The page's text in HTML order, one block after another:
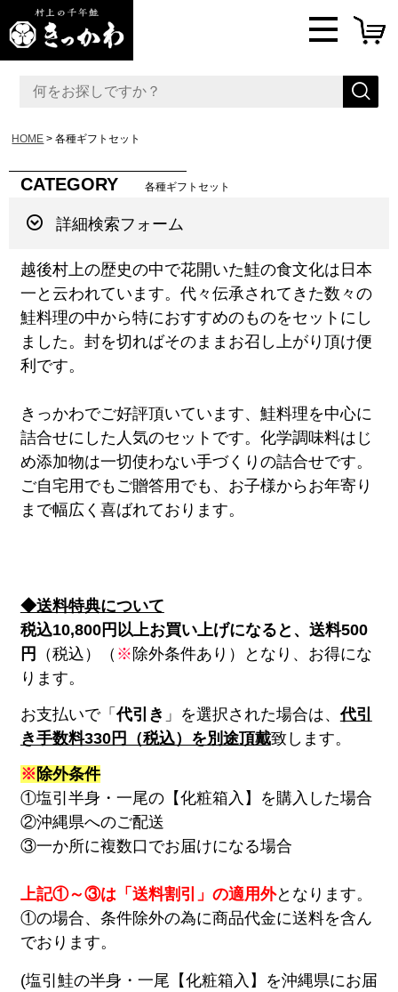
HOME 各種ギフトセット
CATEGORY 各種ギフトセット
詳細検索フォーム
越後村上の歴史の中で花開いた鮭の食文化は日本
一と云われています。代々伝承されてきた数々の
鮭料理の中から特におすすめのものをセットにし
ました。封を切ればそのままお召し上がり頂け便
利です。
きっかわでご好評頂いています、鮭料理を中心に
詰合せにした人気のセットです。化学調味料はじ
め添加物は一切使わない手づくりの詰合せです。
ご自宅用でもご贈答用でも、お子様からお年寄り
まで幅広く喜ばれております。
◆送料特典について
税込10,800円以上お買い上げになると、送料500
円
（税込）（ ※ 除外条件あり）となり、お得にな
ります。
お支払いで「代引き 」を選択された場合は、代引
き手数料330円（税込）を別途頂戴致します。
※除外条件
①塩引半身・一尾の【化粧箱入】を購入した場合
②沖縄県へのご配送
③一か所に複数口でお届けになる場合
上記①～③は「送料割引」の適用外となります。
①の場合、条件除外の為に商品代金に送料を含ん
でおります。
(塩引鮭の半身・一尾【化粧箱入】を沖縄県にお届